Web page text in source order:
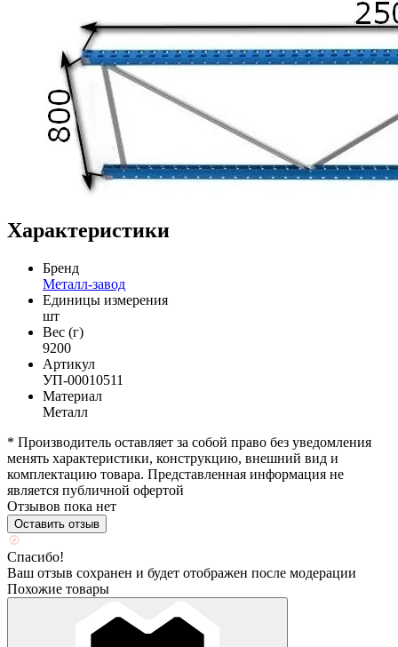
Характеристики
Бренд
Металл-завод
Единицы измерения
шт
Вес (г)
9200
Артикул
УП-00010511
Материал
Металл
* Производитель оставляет за собой право без уведомления
менять характеристики, конструкцию, внешний вид и
комплектацию товара. Представленная информация не
является публичной офертой
Отзывов пока нет
Оставить отзыв
Спасибо!
Ваш отзыв сохранен и будет отображен после модерации
Похожие товары